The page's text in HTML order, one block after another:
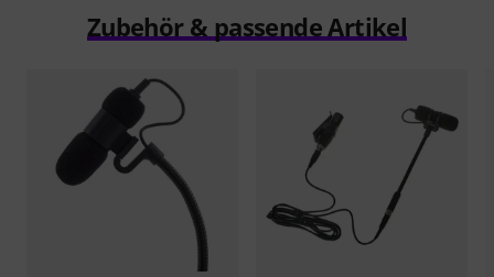
Zubehör & passende Artikel